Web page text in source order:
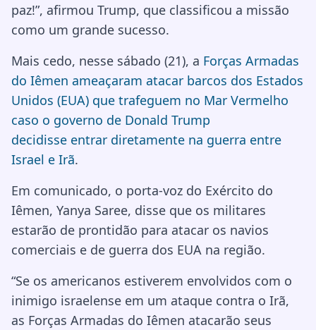
paz!”, afirmou Trump, que classificou a missão
como um grande sucesso.
Mais cedo, nesse sábado (21), a Forças Armadas
do Iêmen ameaçaram atacar barcos dos Estados
Unidos (EUA) que trafeguem no Mar Vermelho
caso o governo de Donald Trump
decidisse entrar diretamente na guerra entre
Israel e Irã.
Em comunicado, o porta-voz do Exército do
Iêmen, Yanya Saree, disse que os militares
estarão de prontidão para atacar os navios
comerciais e de guerra dos EUA na região.
“Se os americanos estiverem envolvidos com o
inimigo israelense em um ataque contra o Irã,
as Forças Armadas do Iêmen atacarão seus